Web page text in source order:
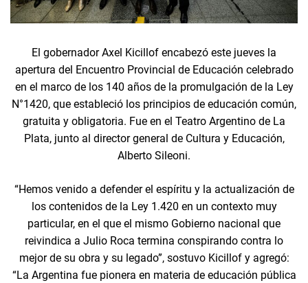
El gobernador Axel Kicillof encabezó este jueves la
apertura del Encuentro Provincial de Educación celebrado
en el marco de los 140 años de la promulgación de la Ley
N°1420, que estableció los principios de educación común,
gratuita y obligatoria. Fue en el Teatro Argentino de La
Plata, junto al director general de Cultura y Educación,
Alberto Sileoni.
“Hemos venido a defender el espíritu y la actualización de
los contenidos de la Ley 1.420 en un contexto muy
particular, en el que el mismo Gobierno nacional que
reivindica a Julio Roca termina conspirando contra lo
mejor de su obra y su legado”, sostuvo Kicillof y agregó:
“La Argentina fue pionera en materia de educación pública